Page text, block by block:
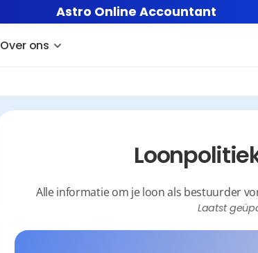
Astro Online Accountant
Over ons
Alle informatie om je loon als bestuurder
Laatst